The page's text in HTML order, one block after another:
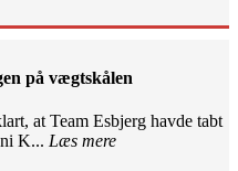
på vægtskålen
at Team Esbjerg havde tabt
K... Læs mere